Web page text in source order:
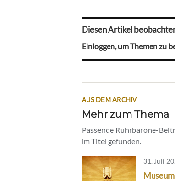
Diesen Artikel
Einloggen, um Themen zu
AUS DEM ARCHIV
Mehr zum Thema
Passende Ruhrbarone-
im Titel gefunden.
31. Juli